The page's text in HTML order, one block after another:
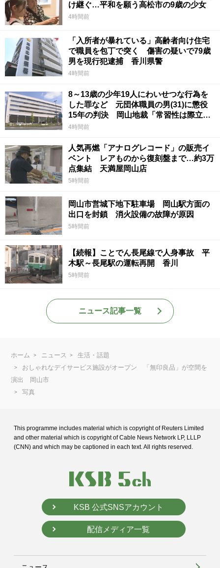
け継ぐ…平和を願う高松市の9歳の少女
4時間前
「入所者が暴れている」高齢者向け住宅
で職員を包丁で突く 傷害の疑いで79歳
男を現行犯逮捕 香川県警
4時間前
8～13歳の少年19人にわいせつな行為を
した罪など 元団体職員の男(31)に懲役
15年の判決 岡山地裁「常習性は際立っ
ていて被害結果も非常に重い」
4時間前
人気再燃「アナログレコード」の販売イ
ベント レアものから復刻盤まで…約3万
点集結 天満屋岡山店
5時間前
岡山市営城下地下駐車場 岡山駅方面の
出口を封鎖 消火設備の故障が原因
5時間前
【続報】ことでん長尾線で人身事故 平
木駅～長尾駅の運転再開 香川
5時間前
ニュース記事一覧
ホーム ニュース
生活・話題
おしゃれなデイサービス施設がオープン 「無印良品」が空間を
演出 岡山市
写真
This programme includes material which is copyright of Reuters Limited
and other material which is copyright of Cable News Network LP, LLLP
(CNN) and which may be captioned in each text. All rights reserved.
KSB 公式SNSアカウント
配信メディア一覧